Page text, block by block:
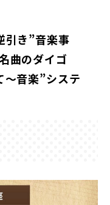
き”音楽事
曲のダイゴ
音楽”システ